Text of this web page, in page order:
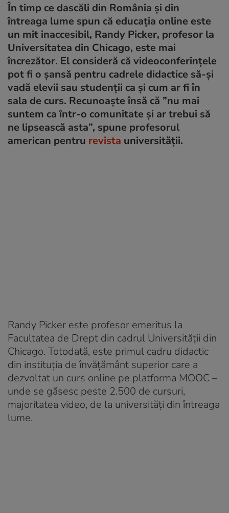
În timp ce dascăli din România și din
întreaga lume spun că educația online este
un mit inaccesibil, Randy Picker, profesor la
Universitatea din Chicago, este mai
încrezător. El consideră că videoconferințele
pot fi o șansă pentru cadrele didactice să-și
vadă elevii sau studenții ca și cum ar fi în
sala de curs. Recunoaște însă că ”nu mai
suntem ca într-o comunitate și ar trebui să
ne lipsească asta”, spune profesorul
american pentru revista universității.
Randy Picker este profesor emeritus la
Facultatea de Drept din cadrul Universității din
Chicago. Totodată, este primul cadru didactic
din instituția de învățământ superior care a
dezvoltat un curs online pe platforma MOOC –
unde se găsesc peste 2.500 de cursuri,
majoritatea video, de la universități din întreaga
lume.